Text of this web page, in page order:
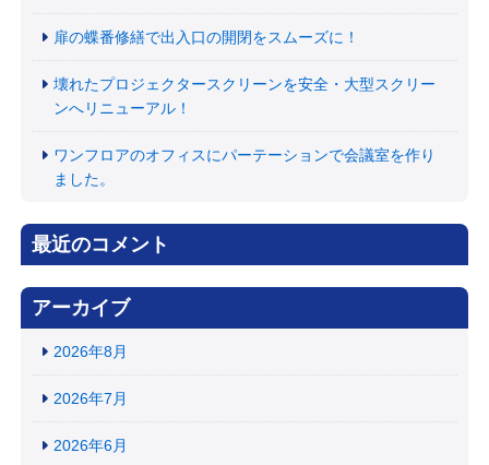
扉の蝶番修繕で出入口の開閉をスムーズに！
壊れたプロジェクタースクリーンを安全・大型スクリー
ンへリニューアル！
ワンフロアのオフィスにパーテーションで会議室を作り
ました。
最近のコメント
アーカイブ
2026年8月
2026年7月
2026年6月